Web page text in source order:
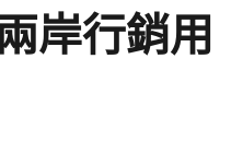
岸行銷用